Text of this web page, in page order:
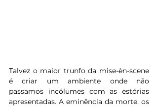
Talvez o maior trunfo da mise-èn-scene
é criar um ambiente onde não
passamos incólumes com as estórias
apresentadas. A eminência da morte, os